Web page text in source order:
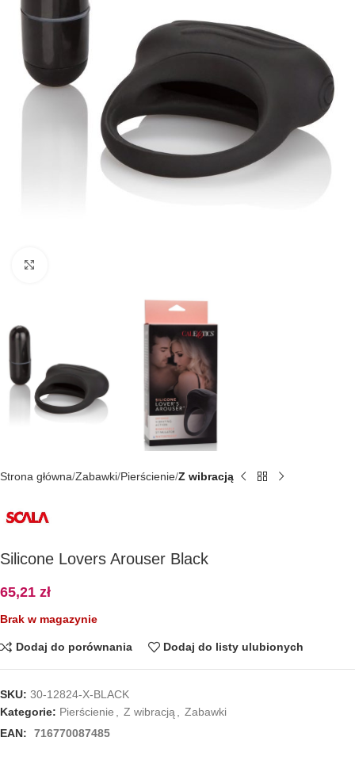
Strona główna Zabawki Pierścienie Z wibracją
Silicone Lovers Arouser Black
65,21 zł
Brak w magazynie
Dodaj do porównania Dodaj do listy ulubionych
SKU: 30-12824-X-BLACK
Kategorie: Pierścienie Z wibracją
Zabawki
EAN:
716770087485